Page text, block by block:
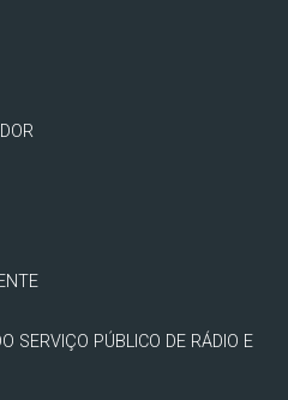
SERVIÇO PÚBLICO DE RÁDIO E